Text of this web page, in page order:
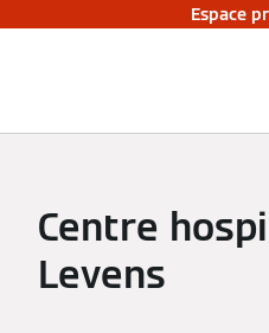
Espace
Centre
Levens